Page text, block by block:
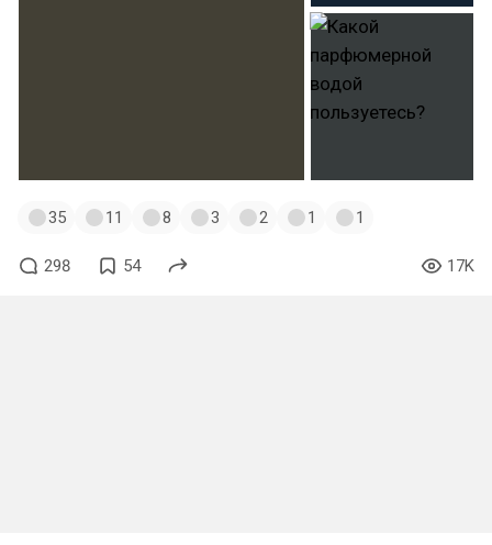
35 11 8 3 2 1 1
298 54 17K